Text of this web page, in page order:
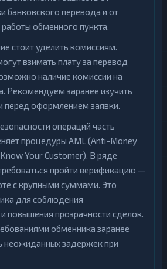
банковского перевода и от
работы обменного пункта.
стоит уделить комиссиям.
взимать плату за перевод
наличие комиссии на
Рекомендуем заранее изучить
перед оформлением заявки.
операций часть
процедуры AML (Anti-Money
Your Customer). В ряде
пройти верификацию —
с крупными суммами. Это
для соблюдения
повышения прозрачности сделок.
обменника заранее
неожиданных задержек при